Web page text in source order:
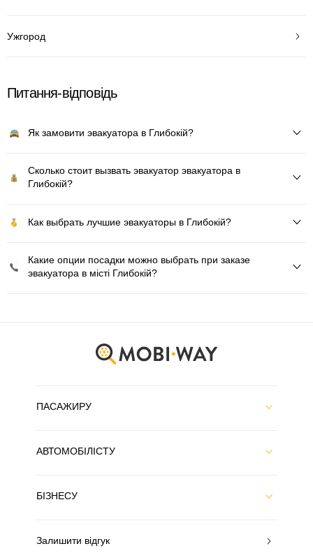
Ужгород
Питання-відповідь
Як замовити эвакуатора в Глибокій?
Сколько стоит вызвать эвакуатор эвакуатора в
Глибокій?
Как выбрать лучшие эвакуаторы в Глибокій?
Какие опции посадки можно выбрать при заказе
эвакуатора в місті Глибокій?
ПАСАЖИРУ
АВТОМОБІЛІСТУ
БІЗНЕСУ
Залишити відгук